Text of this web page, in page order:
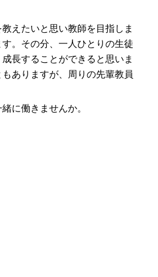
えたいと思い教師を目指しま
。その分、一人ひとりの生徒
長することができると思いま
ありますが、周りの先輩教員
に働きませんか。